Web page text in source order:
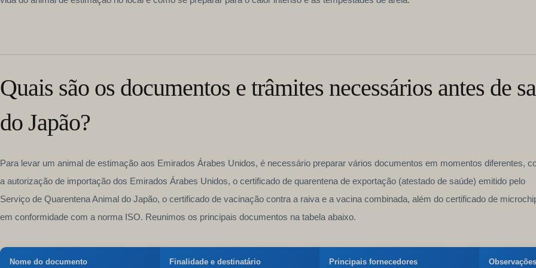
Quais são os documentos e trâmites necessários antes de
do Japão?
Para levar um animal de estimação aos Emirados Árabes Unidos, é necessário preparar vários documentos em momentos diferentes,
a autorização de importação dos Emirados Árabes Unidos, o certificado de quarentena de exportação (atestado de saúde) emitido pelo
Serviço de Quarentena Animal do Japão, o certificado de vacinação contra a raiva e a vacina combinada, além do certificado de
em conformidade com a norma ISO. Reunimos os principais documentos na tabela abaixo.
Nome do documento Finalidade e destinatário Principais fornecedores